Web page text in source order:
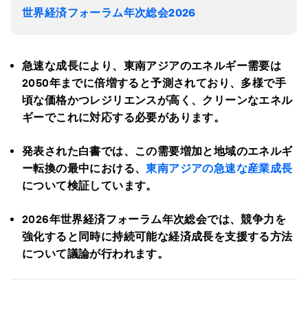
世界経済フォーラム年次総会2026
急速な成長により、東南アジアのエネルギー需要は
2050年までに倍増すると予測されており、多様で手
頃な価格かつレジリエンスが高く、クリーンなエネル
ギーでこれに対応する必要があります。
発表された白書では、この需要増加と地域のエネルギ
ー転換の最中における、東南アジアの急速な産業成長
について検証しています。
2026年世界経済フォーラム年次総会では、競争力を
強化すると同時に持続可能な経済成長を支援する方法
について議論が行われます。